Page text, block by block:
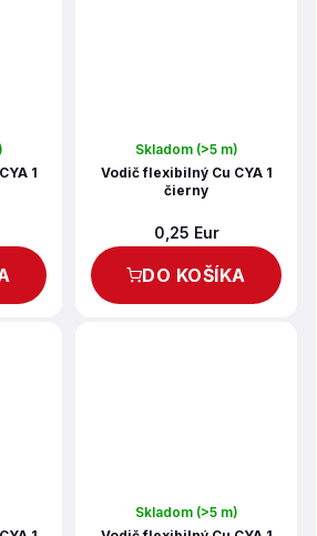
1
Skladom (>5 m)
Vodič flexibilný Cu CYA 1
čierny
0,25 Eur
DO KOŠÍKA
Skladom (>5 m)